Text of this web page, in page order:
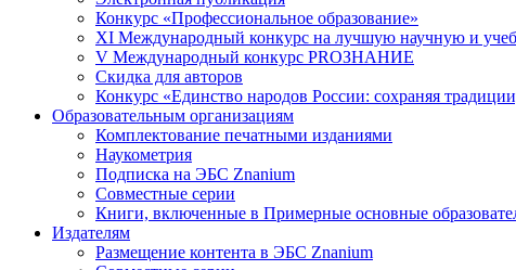
Конкурс «Профессиональное образование»
XI Международный конкурс на лучшую научную и
V Международный конкурс PROЗНАНИЕ
Скидка для авторов
Конкурс «Единство народов России: сохраняя
Образовательным организациям
Комплектование печатными изданиями
Наукометрия
Подписка на ЭБС Znanium
Совместные серии
Книги, включенные в Примерные основные
Издателям
Размещение контента в ЭБС Znanium